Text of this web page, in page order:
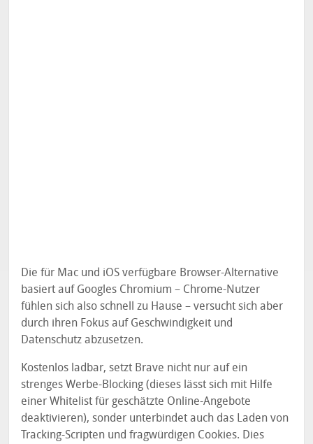
Die für Mac und iOS verfügbare Browser-Alternative
basiert auf Googles Chromium – Chrome-Nutzer
fühlen sich also schnell zu Hause – versucht sich aber
durch ihren Fokus auf Geschwindigkeit und
Datenschutz abzusetzen.
Kostenlos ladbar, setzt Brave nicht nur auf ein
strenges Werbe-Blocking (dieses lässt sich mit Hilfe
einer Whitelist für geschätzte Online-Angebote
deaktivieren), sonder unterbindet auch das Laden von
Tracking-Scripten und fragwürdigen Cookies. Dies